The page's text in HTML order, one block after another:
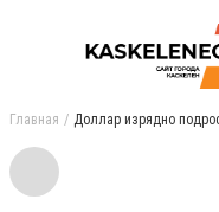
Главная Доллар изрядно